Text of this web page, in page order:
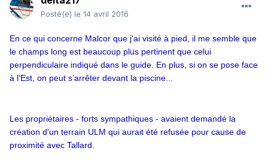
Posté(e) le 14 avril 2016
En ce qui concerne Malcor que j'ai visité à pied, il me semble que
le champs long est beaucoup plus pertinent que celui
perpendiculaire indiqué dans le guide. En plus, si on se pose face
à l'Est, on peut s’arrêter devant la piscine...
Les propriétaires - forts sympathiques - avaient demandé la
création d'un terrain ULM qui aurait été refusée pour cause de
proximité avec Tallard.